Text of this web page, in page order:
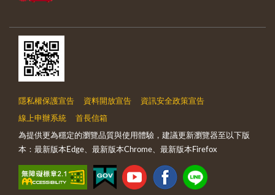
隱私權保護宣告 資料開放宣告 資訊安全政策宣告
線上申辦系統 首長信箱
為提供更為穩定的瀏覽品質與使用體驗，建議更新瀏覽器至以下版
本：最新版本Edge、最新版本Chrome、最新版本Firefox